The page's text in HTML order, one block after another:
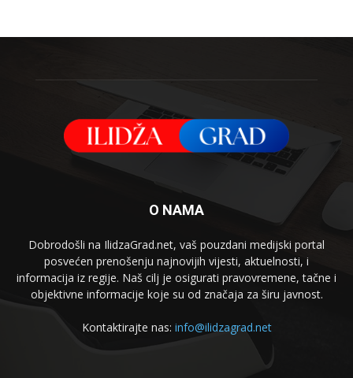
O NAMA
Dobrodošli na IlidzaGrad.net, vaš pouzdani medijski portal
posvećen prenošenju najnovijih vijesti, aktuelnosti, i
informacija iz regije. Naš cilj je osigurati pravovremene, tačne i
objektivne informacije koje su od značaja za širu javnost.
Kontaktirajte nas: info@ilidzagrad.net